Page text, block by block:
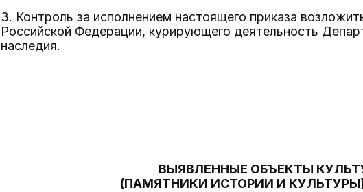
3. Контроль за исполнением настоящего приказа
Российской Федерации, курирующего деятельность
наследия.
ВЫЯВЛЕННЫЕ ОБЪЕКТЫ
(ПАМЯТНИКИ ИСТОРИИ И